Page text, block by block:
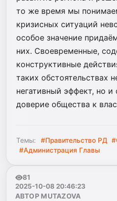
то же время мы
кризисных ситуаций
особое значение
них. Своевременные,
конструктивные
таких обстоятельствах
негативный эффект, но и
доверие общества к
Темы: #Правительство РД
#Администрация Главы
81
2025-10-08 20:46:23
АВТОР MUTAZOVA